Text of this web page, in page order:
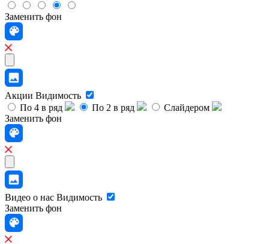
Заменить фон
Акции Видимость
По 4 в ряд
По 2 в ряд
Слайдером
Заменить фон
Видео о нас Видимость
Заменить фон